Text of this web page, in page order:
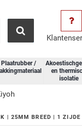
Plaatrubber /
en
isolatie
| 25MM BREED | 1